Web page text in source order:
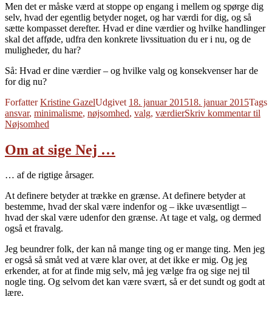
Men det er måske værd at stoppe op engang i mellem og spørge dig
selv, hvad der egentlig betyder noget, og har værdi for dig, og så
sætte kompasset derefter. Hvad er dine værdier og hvilke handlinger
skal det afføde, udfra den konkrete livssituation du er i nu, og de
muligheder, du har?
Så: Hvad er dine værdier – og hvilke valg og konsekvenser har de
for dig nu?
ForfatterKristine GazelUdgivet 18. januar 201518. januar 2015Tags
ansvar, minimalisme, nøjsomhed, valg, værdierSkriv kommentartil
Nøjsomhed
Om at sige Nej …
… af de rigtige årsager.
At definere betyder at trække en grænse. At definere betyder at
bestemme, hvad der skal være indenfor og – ikke uvæsentligt –
hvad der skal være udenfor den grænse. At tage et valg, og dermed
også et fravalg.
Jeg beundrer folk, der kan nå mange ting og er mange ting. Men jeg
er også så småt ved at være klar over, at det ikke er mig. Og jeg
erkender, at for at finde mig selv, må jeg vælge fra og sige nej til
nogle ting. Og selvom det kan være svært, så er det sundt og godt at
lære.